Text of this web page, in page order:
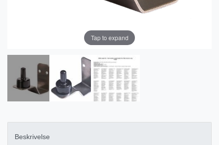
Tap to expand
Beskrivelse